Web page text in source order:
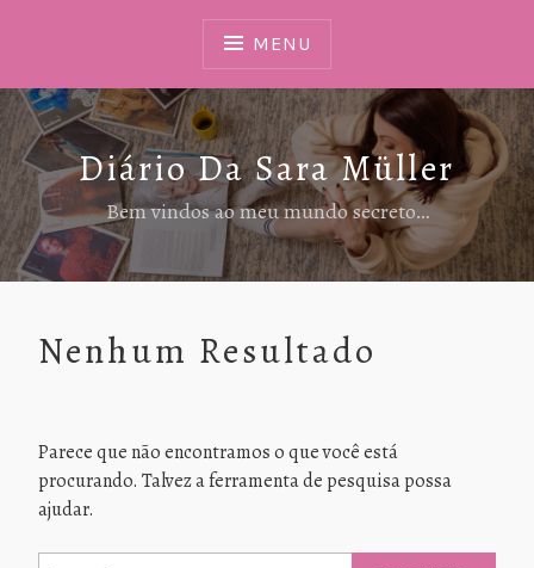
MENU
Diário Da Sara Müller
Bem vindos ao meu mundo secreto…
Nenhum Resultado
Parece que não encontramos o que você está
procurando. Talvez a ferramenta de pesquisa possa
ajudar.